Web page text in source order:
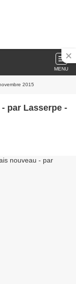
MENU
2015
par Lasserpe -